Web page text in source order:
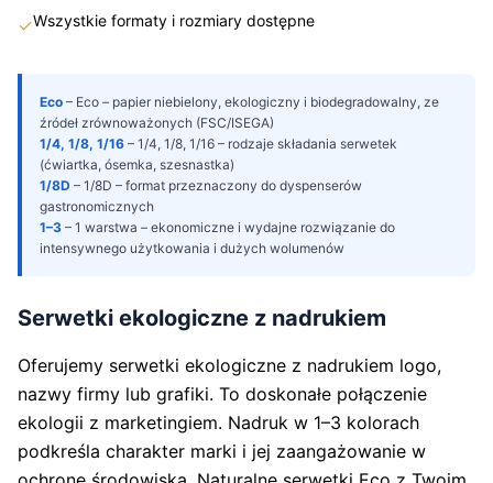
✓Wszystkie formaty i rozmiary dostępne
Eco – Eco – papier niebielony, ekologiczny i biodegradowalny, ze
źródeł zrównoważonych (FSC/ISEGA)
1/4, 1/8, 1/16 – 1/4, 1/8, 1/16 – rodzaje składania serwetek
(ćwiartka, ósemka, szesnastka)
1/8D – 1/8D – format przeznaczony do dyspenserów
gastronomicznych
1–3 – 1 warstwa – ekonomiczne i wydajne rozwiązanie do
intensywnego użytkowania i dużych wolumenów
Serwetki ekologiczne z nadrukiem
Oferujemy serwetki ekologiczne z nadrukiem logo,
nazwy firmy lub grafiki. To doskonałe połączenie
ekologii z marketingiem. Nadruk w 1–3 kolorach
podkreśla charakter marki i jej zaangażowanie w